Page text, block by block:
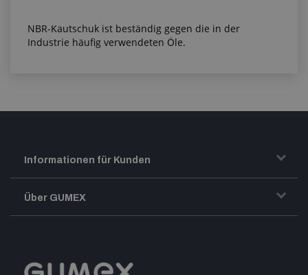
NBR-Kautschuk ist beständig gegen die in der
Industrie häufig verwendeten Öle.
Informationen für Kunden
Transport und Warenversand
Reklamation
Über GUMEX
GUMEX stellt sich vor